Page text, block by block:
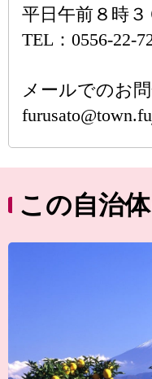
平日午前８時
TEL：0556-22-
メールでのお
この自治